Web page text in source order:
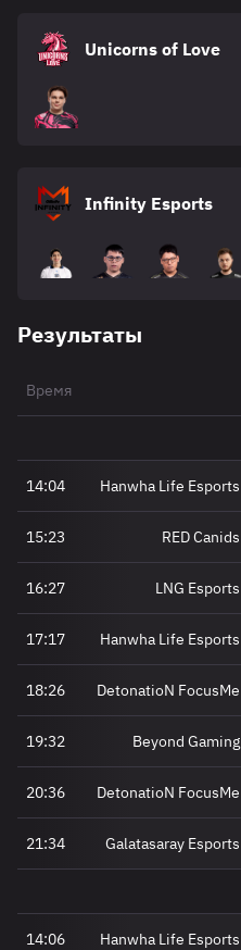
Unicorns of Love
Infinity Esports
Результаты
Время
14:04 Hanwha Life Esports
15:23 RED Canids
16:27 LNG Esports
17:17 Hanwha Life Esports
18:26 DetonatioN FocusMe
19:32 Beyond Gaming
20:36 DetonatioN FocusMe
21:34 Galatasaray Esports
14:06 Hanwha Life Esports